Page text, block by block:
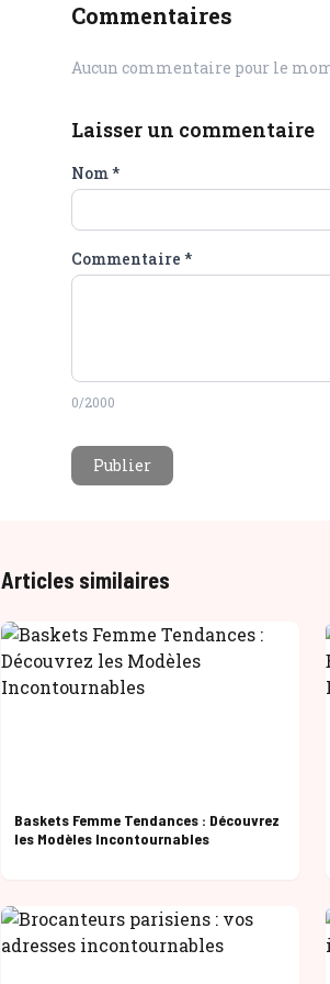
Commentaires
Aucun commentaire pour le
Laisser un commentaire
Nom*
Commentaire *
0/2000
Publier
Articles similaires
Baskets Femme Tendances : Découvrez
les Modèles Incontournables